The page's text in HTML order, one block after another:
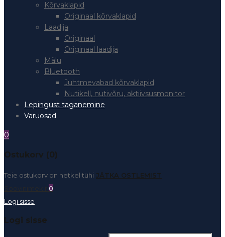
Kõrvaklapid
Originaal kõrvaklapid
Laadija
Originaal
Originaal laadija
Mälu
Bluetooth
Juhtmevabad kõrvaklapid
Nutikell, nutivõru, aktiivsusmonitor
Lepingust taganemine
Varuosad
0
Ostukorv (0)
Teie ostukorv on hetkel tühi JÄTKA OSTLEMIST
0
Logi sisse
Logi sisse